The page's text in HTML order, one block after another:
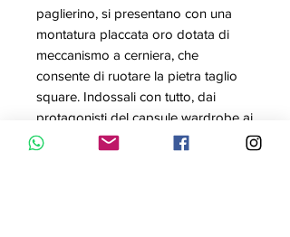
paglierino, si presentano con una
montatura placcata oro dotata di
meccanismo a cerniera, che
consente di ruotare la pietra taglio
square. Indossali con tutto, dai
protagonisti del capsule wardrobe ai
vostri capi da sera più di classe.